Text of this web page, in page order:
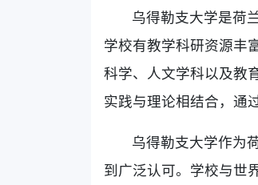
乌得勒支大学是荷
学校有教学科研资源丰
科学、人文学科以及教
实践与理论相结合，通
乌得勒支大学作为
到广泛认可。学校与世